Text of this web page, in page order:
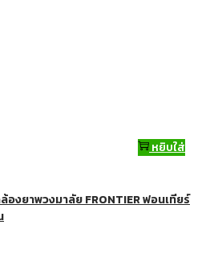
หยิบใส่
องยาพวงมาลัย FRONTIER ฟอนเทียร์